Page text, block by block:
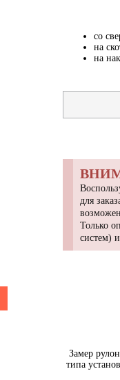
со
на
на
для
Только
систем)
Замер
типа